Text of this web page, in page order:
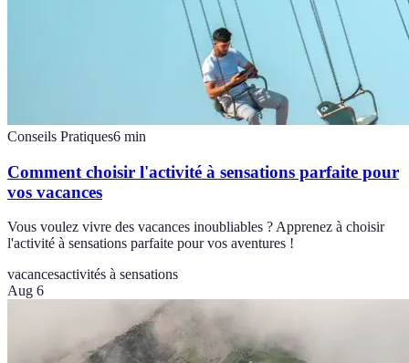
Conseils Pratiques6 min
Comment choisir l'activité à sensations parfaite pour
vos vacances
Vous voulez vivre des vacances inoubliables ? Apprenez à choisir
l'activité à sensations parfaite pour vos aventures !
vacancesactivités à sensations
Aug 6